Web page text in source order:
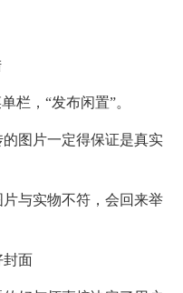
，“发布闲置”。
图片一定得保证是真实
与实物不符，会回来举
面